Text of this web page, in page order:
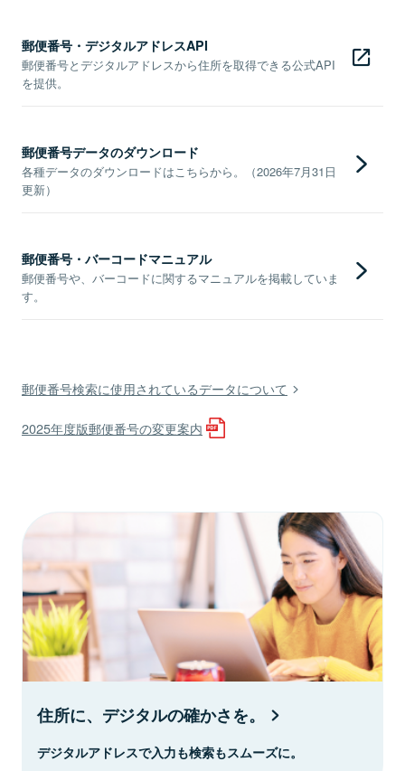
郵便番号・デジタルアドレスAPI
郵便番号とデジタルアドレスから住所を取得できる公式API
を提供。
郵便番号データのダウンロード
各種データのダウンロードはこちらから。（2026年7月31日
更新）
郵便番号・バーコードマニュアル
郵便番号や、バーコードに関するマニュアルを掲載していま
す。
郵便番号検索に使用されているデータについて
2025年度版郵便番号の変更案内
住所に、デジタルの確かさを。
デジタルアドレスで入力も検索もスムーズに。